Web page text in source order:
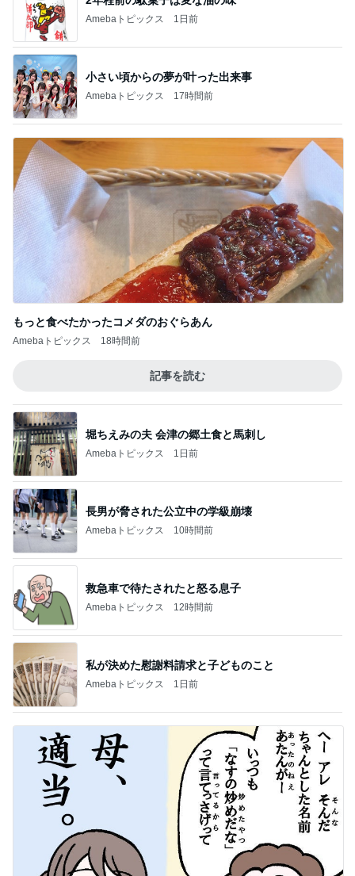
Amebaトピックス 1日前
小さい頃からの夢が叶った出来事
Amebaトピックス 17時間前
もっと食べたかったコメダのおぐらあん
Amebaトピックス 18時間前
記事を読む
堀ちえみの夫 会津の郷土食と馬刺し
Amebaトピックス 1日前
長男が脅された公立中の学級崩壊
Amebaトピックス 10時間前
救急車で待たされたと怒る息子
Amebaトピックス 12時間前
私が決めた慰謝料請求と子どものこと
Amebaトピックス 1日前